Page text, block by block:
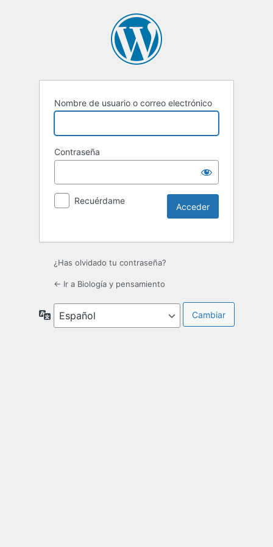
Nombre de usuario o correo electrónico
Contraseña
Recuérdame
¿Has olvidado tu contraseña?
← Ir a Biología y pensamiento
Idioma